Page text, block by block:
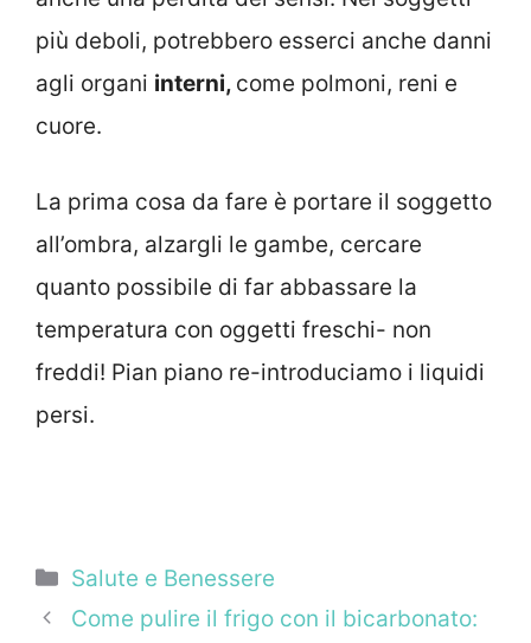
più deboli, potrebbero esserci anche danni
agli organi interni, come polmoni, reni e
cuore.
La prima cosa da fare è portare il soggetto
all’ombra, alzargli le gambe, cercare
quanto possibile di far abbassare la
temperatura con oggetti freschi- non
freddi! Pian piano re-introduciamo i liquidi
persi.
Categorie
Salute e Benessere
Come pulire il frigo con il bicarbonato: